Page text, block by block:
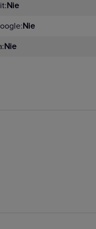
Nie
Nie
Nie